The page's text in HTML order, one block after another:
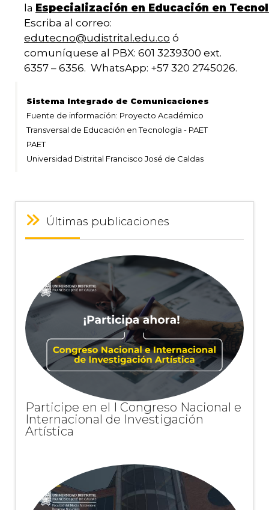
la Especialización en Educación en
Escriba al correo:
edutecno@udistrital.edu.co ó
comuníquese al PBX: 601 3239300 ext.
6357 – 6356. WhatsApp: +57 320 2745026.
Sistema Integrado de Comunicaciones
Fuente de información: Proyecto Académico
Transversal de Educación en Tecnología - PAET
PAET
Universidad Distrital Francisco José de Caldas
Últimas publicaciones
Participe en el I Congreso Nacional e
Internacional de Investigación
Artística